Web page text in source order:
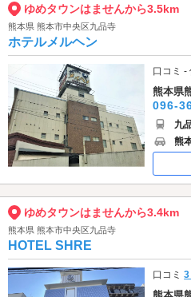
ゆめタウンはませんから3.5km
熊本県 熊本市中央区九品寺
ホテルメルヘン
口コミ -
熊本県
096-
九
熊
ゆめタウンはませんから3.4km
熊本県 熊本市中央区九品寺
HOTEL SHRE
口コミ3